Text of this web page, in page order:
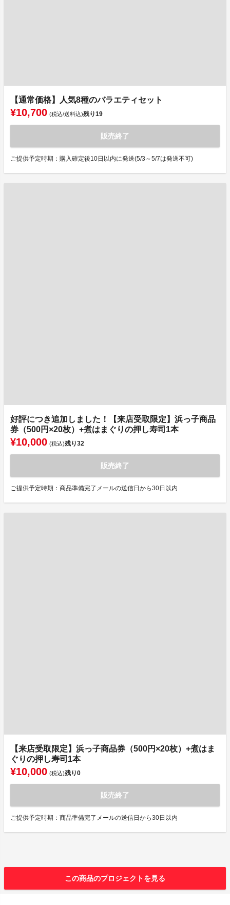
【通常価格】人気8種のバラエティセット
¥10,700 (税込/送料込)残り19
販売終了
ご提供予定時期：購入確定後10日以内に発送(5/3～5/7は発送不可)
好評につき追加しました！【来店受取限定】浜っ子商品
券（500円×20枚）+煮はまぐりの押し寿司1本
¥10,000 (税込)残り32
販売終了
ご提供予定時期：商品準備完了メールの送信日から30日以内
【来店受取限定】浜っ子商品券（500円×20枚）+煮はま
ぐりの押し寿司1本
¥10,000 (税込)残り0
販売終了
ご提供予定時期：商品準備完了メールの送信日から30日以内
この商品のプロジェクトを見る